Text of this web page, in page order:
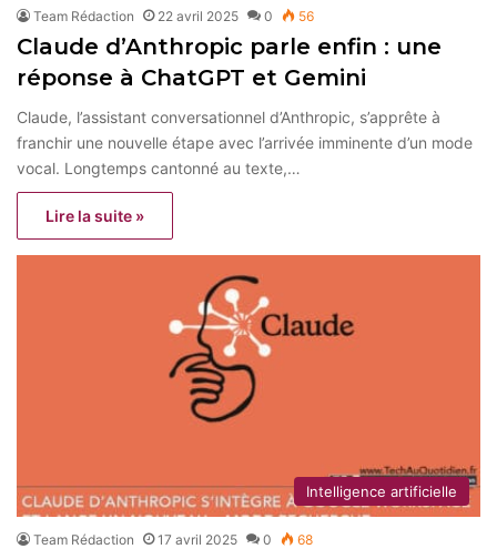
Team Rédaction 22 avril 2025 0 56
Claude d’Anthropic parle enfin : une
réponse à ChatGPT et Gemini
Claude, l’assistant conversationnel d’Anthropic, s’apprête à
franchir une nouvelle étape avec l’arrivée imminente d’un mode
vocal. Longtemps cantonné au texte,…
Lire la suite »
Intelligence artificielle
Team Rédaction 17 avril 2025 0 68